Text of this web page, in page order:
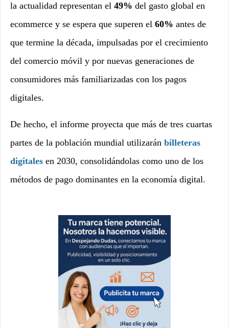
la actualidad representan el 49% del gasto global en
ecommerce y se espera que superen el 60% antes de
que termine la década, impulsadas por el crecimiento
del comercio móvil y por nuevas generaciones de
consumidores más familiarizadas con los pagos
digitales.
De hecho, el informe proyecta que más de tres cuartas
partes de la población mundial utilizarán billeteras
digitales en 2030, consolidándolas como uno de los
métodos de pago dominantes en la economía digital.